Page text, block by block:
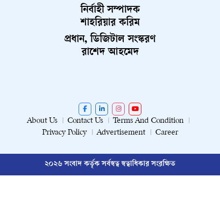
নির্বাহী সম্পাদক
শাহরিয়ার করিম
প্রধান, ডিজিটাল সংস্করণ
রাশেদ আহমেদ
About Us Contact Us
Terms And Condition
Privacy Policy
Advertisement Career
২০২৬ সংবাদ কর্তৃক সর্বস্বত্ব স্বত্বাধিকার সংরক্ষিত